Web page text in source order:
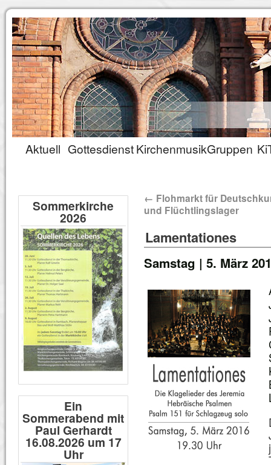
Aktuell GottesdienstKirchenmusikGruppen
← Flohmarkt für
und Flüchtlingslager
Lamentationes
Samstag | 5. März
Sommerkirche
2026
Ein
Sommerabend mit
Paul Gerhardt
16.08.2026 um 17
Uhr